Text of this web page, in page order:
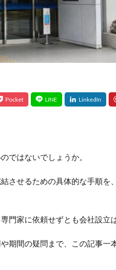
ではないでしょうか。
させるための具体的な手順を
門家に依頼せずとも会社設立
期間の疑問まで、この記事一